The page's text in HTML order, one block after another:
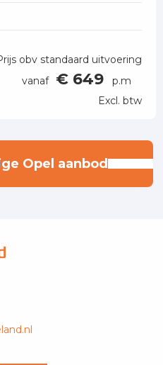
obv standaard uitvoering
vanaf € 649
p.m
Excl. btw
Opel aanbod